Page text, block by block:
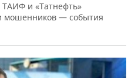
и «Татнефть»
мошенников — события